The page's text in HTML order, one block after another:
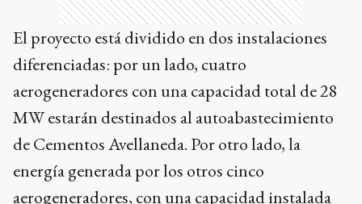
El proyecto está dividido en dos instalaciones
diferenciadas: por un lado, cuatro
aerogeneradores con una capacidad total de 28
MW estarán destinados al autoabastecimiento
de Cementos Avellaneda. Por otro lado, la
energía generada por los otros cinco
aerogeneradores, con una capacidad instalada